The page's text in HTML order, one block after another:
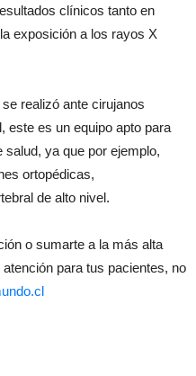
clínicos tanto en
exposición a los rayos X
realizó ante cirujanos
este es un equipo apto para
ya que por ejemplo,
ortopédicas,
de alto nivel.
o sumarte a la más alta
para tus pacientes, no